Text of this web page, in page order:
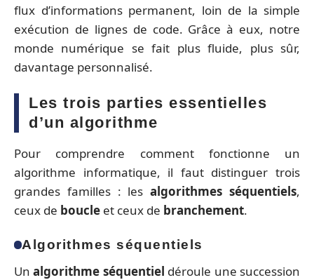
flux d’informations permanent, loin de la simple
exécution de lignes de code. Grâce à eux, notre
monde numérique se fait plus fluide, plus sûr,
davantage personnalisé.
Les trois parties essentielles
d’un algorithme
Pour comprendre comment fonctionne un
algorithme informatique, il faut distinguer trois
grandes familles : lesalgorithmes séquentiels,
ceux de boucle et ceux de branchement.
Algorithmes séquentiels
Unalgorithme séquentiel déroule une succession